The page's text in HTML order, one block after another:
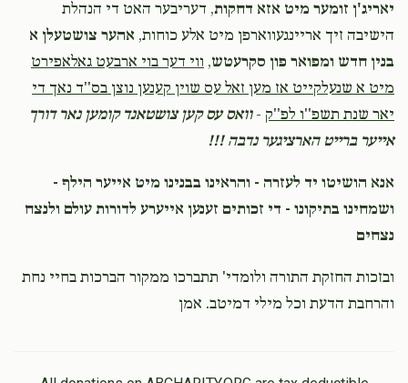
יאריג'ן זומער מיט אזא דחקות, דעריבער האט די הנהלת
הישיבה זיך אריינגעווארפן מיט אלע כוחות, אהער צושטעלן א
בנין חדש ומפואר פון סקרעטש, ווי דער בוי ארבעט גאלאפירט
מיט א שנעלקייט אז מען זאל עס שוין קענען נוצן בס''ד נאך די
יאר שנת תשפ''ו לפ''ק -וואס עס קען צושטאנד קומען נאר דורך
אייער ברייט הארציגער נדבה !!!
אנא הושיטו יד לעזרה - והראינו בבנינו מיט אייער הילף -
ושמחינו בתיקונו - די זכותים זענען אייערע לדורות עולם ולנצח
נצחים
ובזכות החזקת התורה ולומדי' תתברכו ממקור הברכות בחיי נחת
והרחבת הדעת וכל מילי דמיטב. אמן